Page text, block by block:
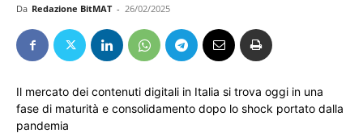
Da Redazione BitMAT - 26/02/2025
Il mercato dei contenuti digitali in Italia si trova oggi in una
fase di maturità e consolidamento dopo lo shock portato dalla
pandemia